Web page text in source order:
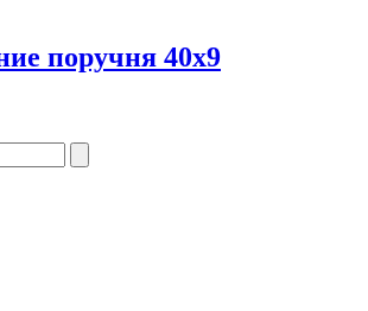
поручня 40х9